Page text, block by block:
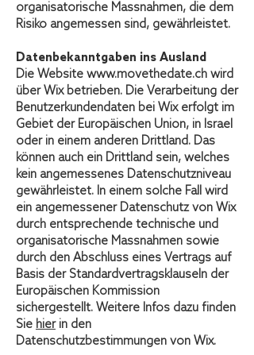
organisatorische Massnahmen, die dem
Risiko angemessen sind, gewährleistet.
Datenbekanntgaben ins Ausland
Die Website www.movethedate.ch wird
über Wix betrieben. Die Verarbeitung der
Benutzerkundendaten bei Wix erfolgt im
Gebiet der Europäischen Union, in Israel
oder in einem anderen Drittland. Das
können auch ein Drittland sein, welches
kein angemessenes Datenschutzniveau
gewährleistet. In einem solche Fall wird
ein angemessener Datenschutz von Wix
durch entsprechende technische und
organisatorische Massnahmen sowie
durch den Abschluss eines Vertrags auf
Basis der Standardvertragsklauseln der
Europäischen Kommission
sichergestellt. Weitere Infos dazu finden
Sie hierin den
Datenschutzbestimmungen von Wix.